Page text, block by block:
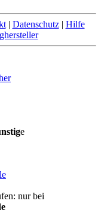
| Datenschutz| Hilfe
e
nur bei